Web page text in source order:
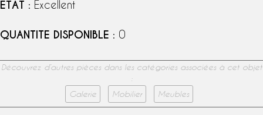
ETAT : Excellent
QUANTITE DISPONIBLE : 0
Découvrez d’autres pièces dans les catégories associées à cet objet
:
Galerie
Mobilier Meubles